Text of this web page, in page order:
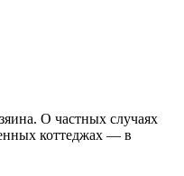
О частных случаях
коттеджах — в